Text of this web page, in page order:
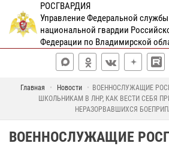
РОСГВАРДИЯ
Управление Федеральной
национальной гвардии
Федерации по Владимирской
Главная Новости
ВОЕННОСЛУЖАЩИЕ
ШКОЛЬНИКАМ В ЛНР, КАК ВЕСТИ СЕБЯ
НЕРАЗОРВАВШИХСЯ
ВОЕННОСЛУЖАЩИЕ